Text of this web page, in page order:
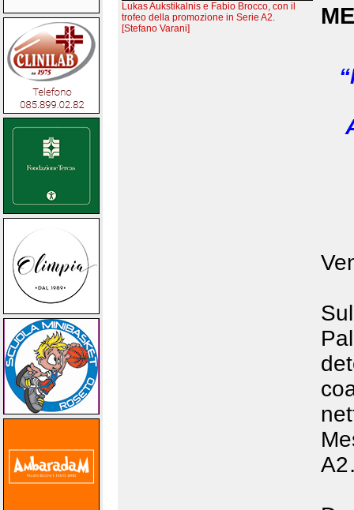
Lukas Aukstikalnis e Fabio Brocco, con il
trofeo della promozione in Serie A2.
[Stefano Varani]